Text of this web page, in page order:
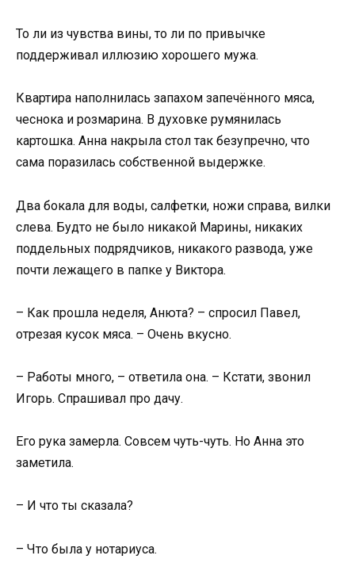
То ли из чувства вины, то ли по привычке
поддерживал иллюзию хорошего мужа.
Квартира наполнилась запахом запечённого мяса,
чеснока и розмарина. В духовке румянилась
картошка. Анна накрыла стол так безупречно, что
сама поразилась собственной выдержке.
Два бокала для воды, салфетки, ножи справа, вилки
слева. Будто не было никакой Марины, никаких
поддельных подрядчиков, никакого развода, уже
почти лежащего в папке у Виктора.
– Как прошла неделя, Анюта? – спросил Павел,
отрезая кусок мяса. – Очень вкусно.
– Работы много, – ответила она. – Кстати, звонил
Игорь. Спрашивал про дачу.
Его рука замерла. Совсем чуть-чуть. Но Анна это
заметила.
– И что ты сказала?
– Что была у нотариуса.